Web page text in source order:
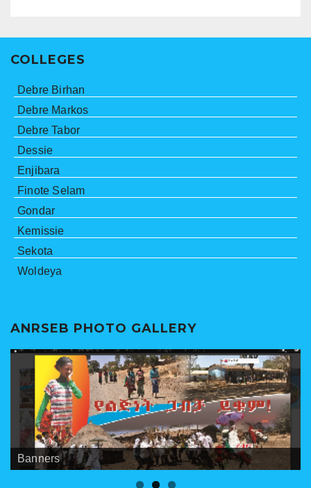
COLLEGES
Debre Birhan
Debre Markos
Debre Tabor
Dessie
Enjibara
Finote Selam
Gondar
Kemissie
Sekota
Woldeya
ANRSEB PHOTO GALLERY
ANRSEB Photo Gallery
Banners
Meetings